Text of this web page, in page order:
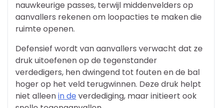
nauwkeurige passes, terwijl middenvelders op
aanvallers rekenen om loopacties te maken die
ruimte openen.
Defensief wordt van aanvallers verwacht dat ze
druk uitoefenen op de tegenstander
verdedigers, hen dwingend tot fouten en de bal
hoger op het veld terugwinnen. Deze druk helpt
niet alleenin de verdediging, maar initieert ook